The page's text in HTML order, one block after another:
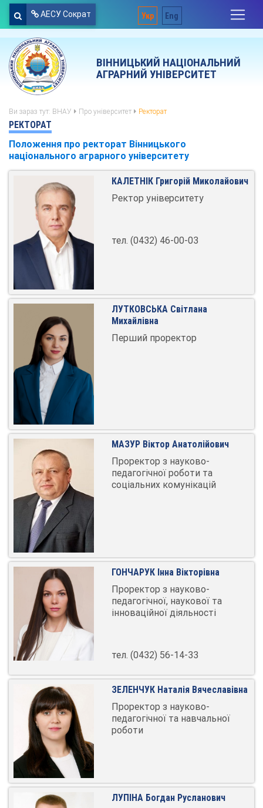
АЕСУ Сократ Укр Eng
ВІННИЦЬКИЙ НАЦІОНАЛЬНИЙ
АГРАРНИЙ УНІВЕРСИТЕТ
Ви зараз тут: ВНАУ Про університет Ректорат
РЕКТОРАТ
Положення про ректорат Вінницького
національного аграрного університету
КАЛЕТНІК Григорій Миколайович
Ректор університету
тел. (0432) 46-00-03
ЛУТКОВСЬКА Світлана
Михайлівна
Перший проректор
МАЗУР Віктор Анатолійович
Проректор з науково-
педагогічної роботи та
соціальних комунікацій
ГОНЧАРУК Інна Вікторівна
Проректор з науково-
педагогічної, наукової та
інноваційної діяльності
тел. (0432) 56-14-33
ЗЕЛЕНЧУК Наталія Вячеславівна
Проректор з науково-
педагогічної та навчальної
роботи
ЛУПІНА Богдан Русланович